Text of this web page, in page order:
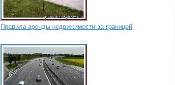
Правила аренды недвижимости за границей